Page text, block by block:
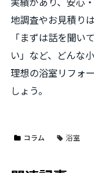
地調査やお見積りは
「まずは話を聞い
い」など、どんな
理想の浴室リフォ
しょう。
コラム 浴室